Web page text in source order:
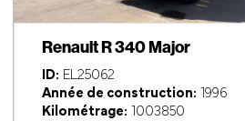
Renault R 340 Major
ID: EL25062
Année de construction: 1996
Kilométrage: 1003850